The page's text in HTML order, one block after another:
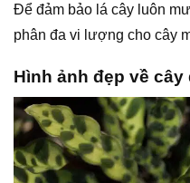
Để đảm bảo lá cây luôn
phân đa vi lượng cho cây
Hình ảnh đẹp về